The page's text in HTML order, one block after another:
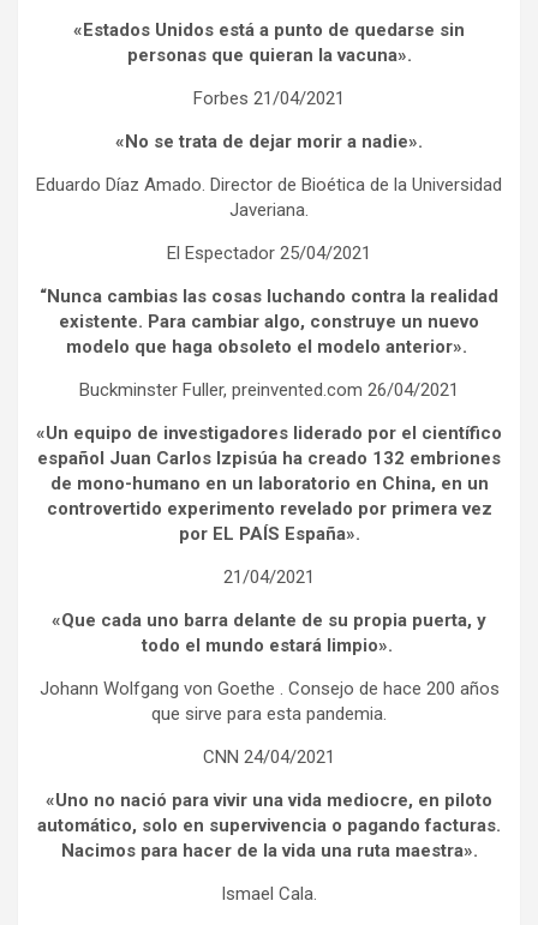
«Estados Unidos está a punto de quedarse sin
personas que quieran la vacuna».
Forbes 21/04/2021
«No se trata de dejar morir a nadie».
Eduardo Díaz Amado. Director de Bioética de la Universidad
Javeriana.
El Espectador 25/04/2021
“Nunca cambias las cosas luchando contra la realidad
existente. Para cambiar algo, construye un nuevo
modelo que haga obsoleto el modelo anterior».
Buckminster Fuller, preinvented.com 26/04/2021
«Un equipo de investigadores liderado por el científico
español Juan Carlos Izpisúa ha creado 132 embriones
de mono-humano en un laboratorio en China, en un
controvertido experimento revelado por primera vez
por EL PAÍS España».
21/04/2021
«Que cada uno barra delante de su propia puerta, y
todo el mundo estará limpio».
Johann Wolfgang von Goethe . Consejo de hace 200 años
que sirve para esta pandemia.
CNN 24/04/2021
«Uno no nació para vivir una vida mediocre, en piloto
automático, solo en supervivencia o pagando facturas.
Nacimos para hacer de la vida una ruta maestra».
Ismael Cala.